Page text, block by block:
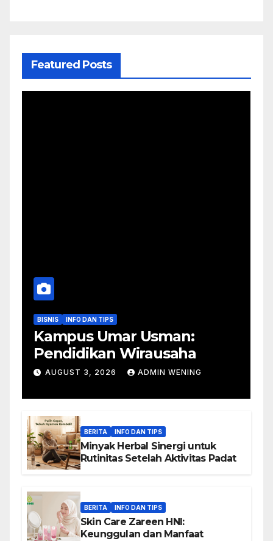
Featured Posts
BISNIS INFO DAN TIPS
Kampus Umar Usman:
Pendidikan Wirausaha
AUGUST 3, 2026 ADMIN WENING
BERITA INFO DAN TIPS
Minyak Herbal Sinergi untuk
Rutinitas Setelah Aktivitas Padat
BERITA INFO DAN TIPS
Skin Care Zareen HNI:
Keunggulan dan Manfaat